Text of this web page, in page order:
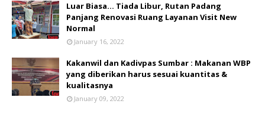
Luar Biasa... Tiada Libur, Rutan Padang
Panjang Renovasi Ruang Layanan Visit New
Normal
January 16, 2022
Kakanwil dan Kadivpas Sumbar : Makanan WBP
yang diberikan harus sesuai kuantitas &
kualitasnya
January 09, 2022